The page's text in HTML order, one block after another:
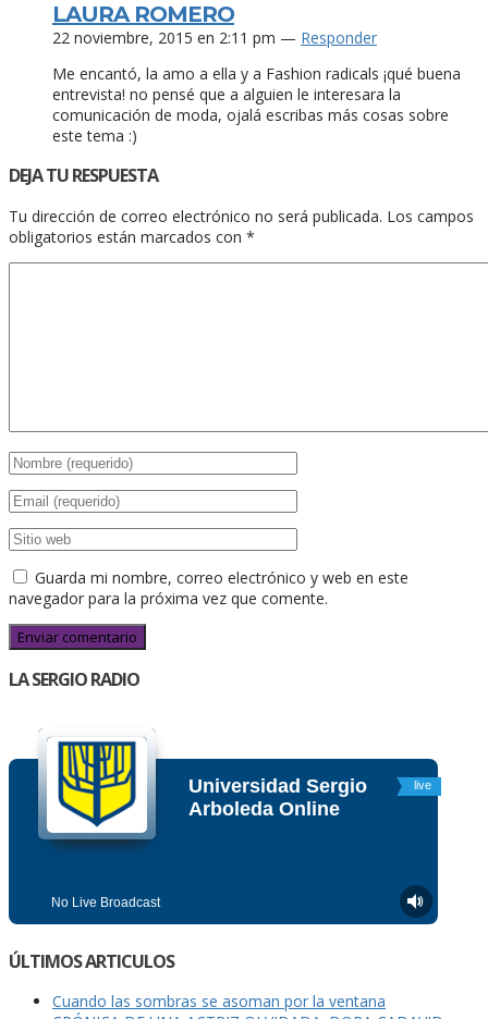
LAURA ROMERO
22 noviembre, 2015 en 2:11 pm — Responder
Me encantó, la amo a ella y a Fashion radicals ¡qué buena
entrevista! no pensé que a alguien le interesara la
comunicación de moda, ojalá escribas más cosas sobre
este tema :)
DEJA TU RESPUESTA
Tu dirección de correo electrónico no será publicada. Los campos
obligatorios están marcados con *
Guarda mi nombre, correo electrónico y web en este
navegador para la próxima vez que comente.
LA SERGIO RADIO
ÚLTIMOS ARTICULOS
Cuando las sombras se asoman por la ventana